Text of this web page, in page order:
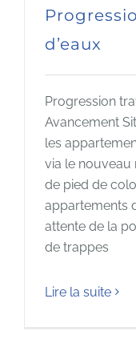
d’eaux
Progression
Avancement
les
via le nouveau
de pied de
appartements
attente de la
de trappes
Lire la suite